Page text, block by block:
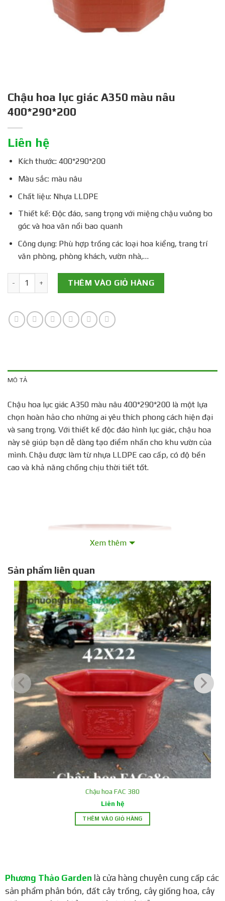
Chậu hoa lục giác A350 màu nâu
400*290*200
Liên hệ
Kích thước: 400*290*200
Màu sắc: màu nâu
Chất liệu: Nhựa LLDPE
Thiết kế: Độc đáo, sang trọng với miệng chậu vuông bo
góc và hoa văn nổi bao quanh
Công dụng: Phù hợp trồng các loại hoa kiểng, trang trí
văn phòng, phòng khách, vườn nhà,…
Chậu hoa lục giác A350 màu nâu 400*290*200 số lượng
THÊM VÀO GIỎ HÀNG
MÔ TẢ
Chậu hoa lục giác A350 màu nâu 400*290*200 là một lựa
chọn hoàn hảo cho những ai yêu thích phong cách hiện đại
và sang trọng. Với thiết kế độc đáo hình lục giác, chậu hoa
này sẽ giúp bạn dễ dàng tạo điểm nhấn cho khu vườn của
mình. Chậu được làm từ nhựa LLDPE cao cấp, có độ bền
cao và khả năng chống chịu thời tiết tốt.
Mô tả sản phẩm
Kích thước: 400*290*200
Màu sắc: màu nâu
Chất liệu: Nhựa LLDPE
Thiết kế: Độc đáo, sang trọng với miệng chậu vuông bo
góc và hoa văn nổi bao quanh
Công dụng: Phù hợp trồng các loại hoa kiểng để trang trí
Chất liệu nhựa dày dặn, chịu được tác động của thời tiết
Thiết kế đẹp mắt, sang trọng, góp phần tô điểm cho
Xem thêm
Sản phẩm liên quan
Chậu hoa FAC 380
Liên hệ
THÊM VÀO GIỎ HÀNG
Phương Thảo Garden là cửa hàng chuyên cung cấp các
sản phẩm phân bón, đất cây trồng, cây giống hoa, cây